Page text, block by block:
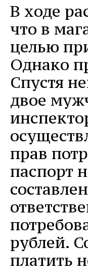
В ходе
что в
целью
Однако
Спустя
двое
прав
паспорт
рублей.
платить